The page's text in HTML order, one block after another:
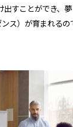
すことができ、
ス）が育まれるの